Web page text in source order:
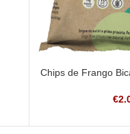
ADICIONAR
Chips de Frango
€